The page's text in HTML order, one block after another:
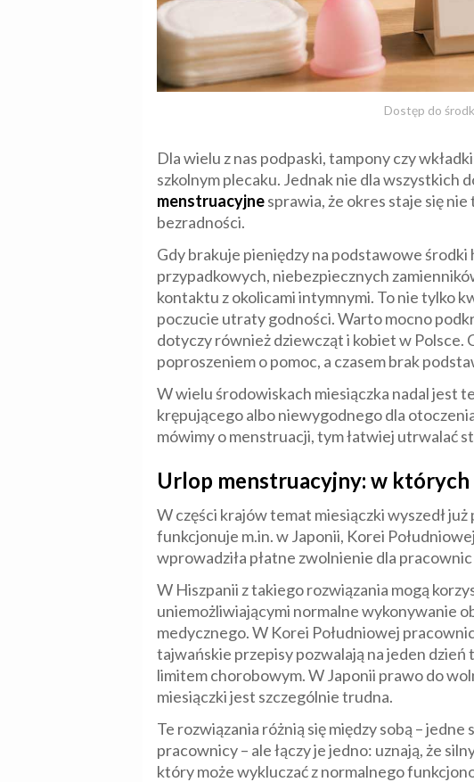
Dostęp do
Dla wielu z nas podpaski, tampony czy
szkolnym plecaku. Jednak nie dla
menstruacyjnesprawia, że okres staje się
bezradności.
Gdy brakuje pieniędzy na podstawowe
przypadkowych, niebezpiecznych
kontaktu z okolicami intymnymi. To nie tylko
poczucie utraty godności. Warto mocno
dotyczy również dziewcząt i kobiet w Polsce.
poproszeniem o pomoc, a czasem brak
W wielu środowiskach miesiączka nadal jest
krępującego albo niewygodnego dla
mówimy o menstruacji, tym łatwiej utrwalać
Urlop menstruacyjny: w
W części krajów temat miesiączki wyszedł
funkcjonuje m.in. w Japonii, Korei
wprowadziła płatne zwolnienie dla
W Hiszpanii z takiego rozwiązania mogą
uniemożliwiającymi normalne wykonywanie
medycznego. W Korei Południowej
tajwańskie przepisy pozwalają na jeden dzień
limitem chorobowym. W Japonii prawo do
miesiączki jest szczególnie trudna.
Te rozwiązania różnią się między sobą –
pracownicy – ale łączy je jedno: uznają, że
który może wykluczać z normalnego